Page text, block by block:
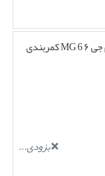
زنجیر چرخ ام جی ۶ MG 6 کمربندی
بزودی...